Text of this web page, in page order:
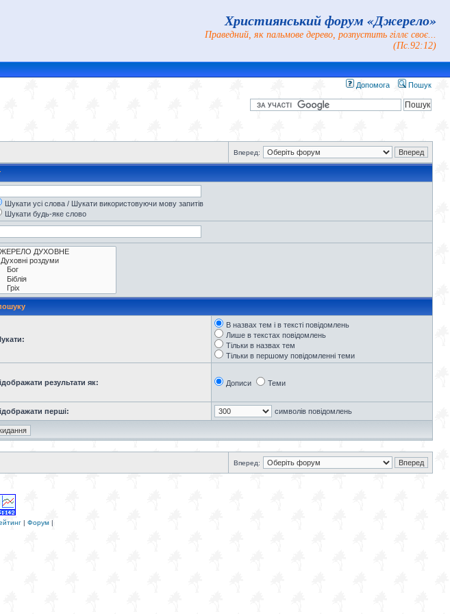
Християнський форум «Джерело»
Праведний, як пальмове дерево, розпустить гіллє своє...
(Пс.92:12)
Допомога Пошук
Вперед:
Шукати усі слова / Шукати використовуючи мову запитів
Шукати будь-яке слово
В назвах тем і в тексті повідомлень
Лише в текстах повідомлень
Тільки в назвах тем
Тільки в першому повідомленні теми
результати як: Дописи Теми
перші: символів повідомлень
Вперед:
| Форум |